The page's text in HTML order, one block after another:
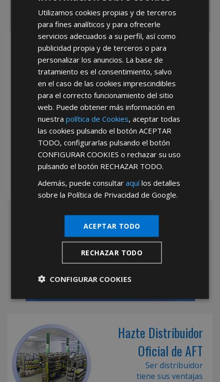
He leído y acepto la Política de Privacidad
*Abstenerse particulares, sólo venta a tiendas y empresas minoristas y
Hazte Distribuidor
Oficial de AFT
Ser distribuidor
tiene sus ventajas
Utilizamos cookies propias y de terceros
para fines analíticos y para ofrecerle
servicios adecuados a su perfil, así como
publicidad propia y de terceros o para
personalizar los anuncios. La base de
tratamiento es el consentimiento, salvo
en el caso de las cookies imprescindibles
para el correcto funcionamiento del sitio
web. Puede obtener más información en
nuestrapolítica de Cookies, aceptar todas
las cookies pulsando el botónACEPTAR
TODO, configurarlas pulsando el botón
CONFIGURAR COOKIES o rechazar su uso
pulsando el botón RECHAZAR TODO.
Además, puede consultaraquílos detalles
sobre la Política de Privacidad de Google.
ACEPTAR TODO
RECHAZAR TODO
CONFIGURAR COOKIES